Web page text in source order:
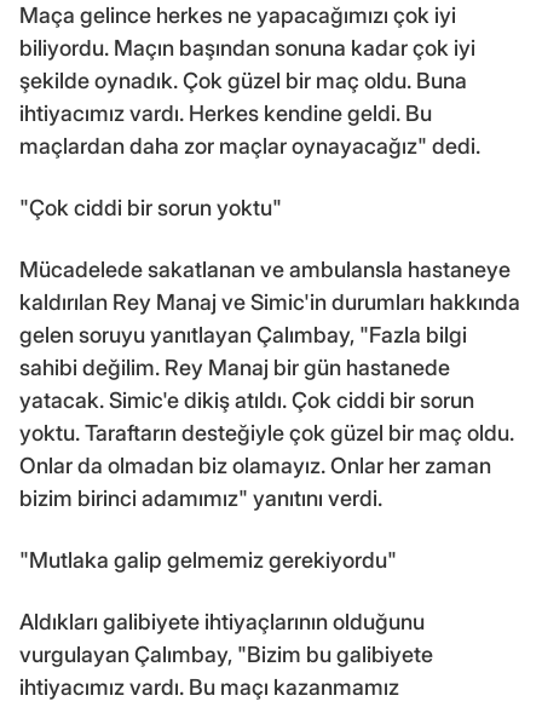
Maça gelince herkes ne yapacağımızı çok iyi
biliyordu. Maçın başından sonuna kadar çok iyi
şekilde oynadık. Çok güzel bir maç oldu. Buna
ihtiyacımız vardı. Herkes kendine geldi. Bu
maçlardan daha zor maçlar oynayacağız" dedi.
"Çok ciddi bir sorun yoktu"
Mücadelede sakatlanan ve ambulansla hastaneye
kaldırılan Rey Manaj ve Simic'in durumları hakkında
gelen soruyu yanıtlayan Çalımbay, "Fazla bilgi
sahibi değilim. Rey Manaj bir gün hastanede
yatacak. Simic'e dikiş atıldı. Çok ciddi bir sorun
yoktu. Taraftarın desteğiyle çok güzel bir maç oldu.
Onlar da olmadan biz olamayız. Onlar her zaman
bizim birinci adamımız" yanıtını verdi.
"Mutlaka galip gelmemiz gerekiyordu"
Aldıkları galibiyete ihtiyaçlarının olduğunu
vurgulayan Çalımbay, "Bizim bu galibiyete
ihtiyacımız vardı. Bu maçı kazanmamız